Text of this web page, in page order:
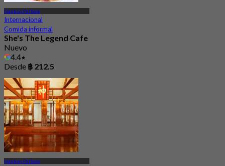
Nakhon Pathom
Internacional
Comida informal
She's The Legend Cafe
Nuevo
4.4
Desde ฿ 212.5
Nakhon Pathom